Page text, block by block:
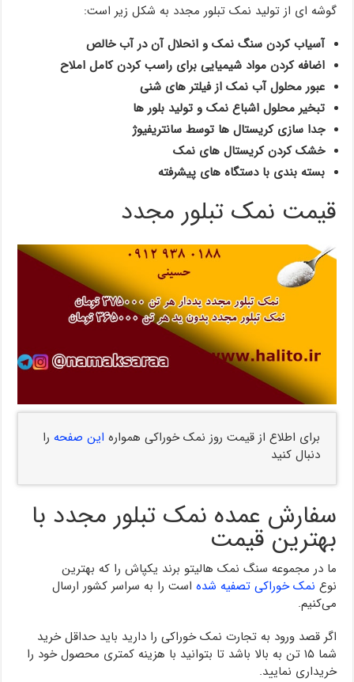
گوشه ای از تولید نمک تبلور مجدد به شکل زیر است:
آسیاب کردن سنگ نمک و انحلال آن در آب خالص
اضافه کردن مواد شیمیایی برای راسب کردن کامل املاح
عبور محلول آب نمک از فیلتر های شنی
تبخیر محلول اشباع نمک و تولید بلور ها
جدا سازی کریستال ها توسط سانتریفیوژ
خشک کردن کریستال های نمک
بسته بندی با دستگاه های پیشرفته
قیمت نمک تبلور مجدد
برای اطلاع از قیمت روز نمک خوراکی همواره این صفحه را
دنبال کنید
سفارش عمده نمک تبلور مجدد با
بهترین قیمت
ما در مجموعه سنگ نمک هالیتو برند یکپاش را که بهترین
نوع نمک خوراکی تصفیه شده است را به سراسر کشور ارسال
می‌کنیم.
اگر قصد ورود به تجارت نمک خوراکی را دارید باید حداقل خرید
شما ۱۵ تن به بالا باشد تا بتوانید با هزینه کمتری محصول خود را
خریداری نمایید.